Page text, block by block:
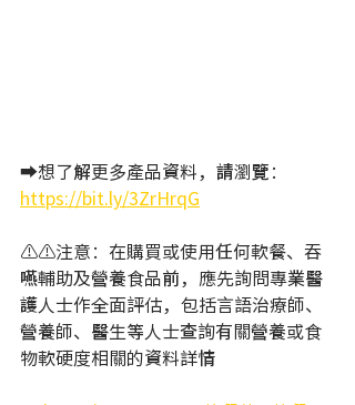
➡️想了解更多產品資料，請瀏覽：
https://bit.ly/3ZrHrqG
⚠️⚠️注意：在購買或使用任何軟餐、吞
嚥輔助及營養食品前，應先詢問專業醫
護人士作全面評估，包括言語治療師、
營養師、醫生等人士查詢有關營養或食
物軟硬度相關的資料詳情